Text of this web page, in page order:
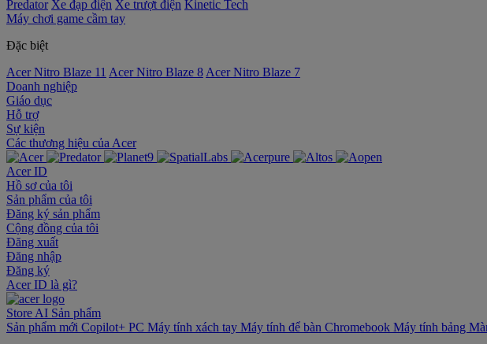
Predator Xe đạp điện Xe trượt điện Kinetic Tech
Máy chơi game cầm tay
Đặc biệt
Acer Nitro Blaze 11 Acer Nitro Blaze 8 Acer Nitro Blaze 7
Doanh nghiệp
Giáo dục
Hỗ trợ
Sự kiện
‌Các thương hiệu của Acer
Acer ID
Hồ sơ của tôi
Sản phẩm của tôi
Đăng ký sản phẩm
Cộng đồng của tôi
Đăng xuất
Đăng nhập
Đăng ký
Acer ID là gì?
Store AI Sản phẩm
Sản phẩm mới Copilot+ PC Máy tính xách tay Máy tính để bàn Chromebook Máy tính bảng